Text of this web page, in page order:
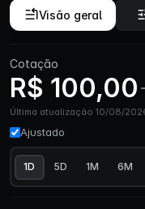
Visão geral
Cotação
R$ 100,00
Última atualização 10/08/
Ajustado
1D 5D 1M 6M